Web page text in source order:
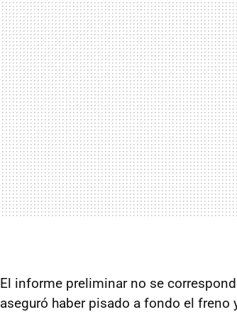
El informe preliminar no se
aseguró haber pisado a fondo el freno